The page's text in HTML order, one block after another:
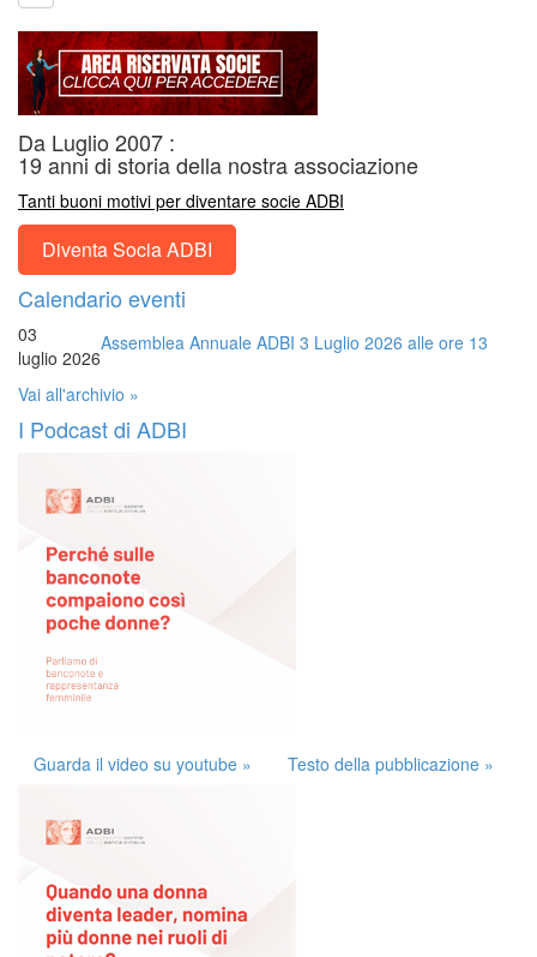
Da Luglio 2007 :
19 anni di storia della nostra associazione
Tanti buoni motivi per diventare socie ADBI
Diventa Socia ADBI
Calendario eventi
03
luglio 2026
Assemblea Annuale ADBI 3 Luglio 2026 alle ore 13
Vai all'archivio »
I Podcast di ADBI
Guarda il video su youtube » Testo della pubblicazione »